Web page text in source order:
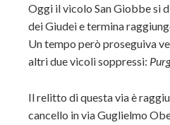
Oggi il vicolo San Giobbe si
dei Giudei e termina
Un tempo però proseguiva
altri due vicoli soppressi:
Il relitto di questa via è
cancello in via Guglielmo